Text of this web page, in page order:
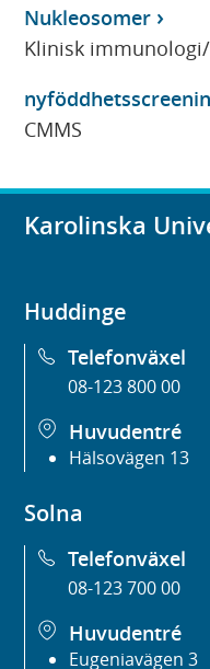
Nukleosomer
Klinisk
CMMS
Karolinska
Huddinge
Telefonväxel
08-123 800 00
Huvudentré
Hälsovägen 13
Solna
Telefonväxel
08-123 700 00
Huvudentré
Eugeniavägen 3